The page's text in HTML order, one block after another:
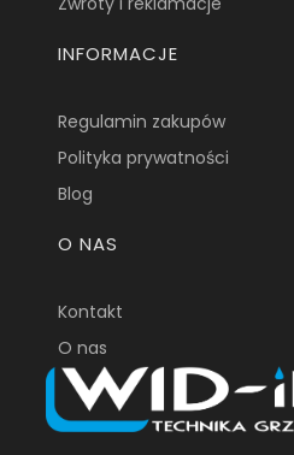
INFORMACJE
Regulamin zakupów
Polityka prywatności
Blog
O NAS
Kontakt
O nas